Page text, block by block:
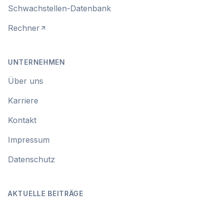
Schwachstellen-Datenbank
Rechner
UNTERNEHMEN
Über uns
Karriere
Kontakt
Impressum
Datenschutz
AKTUELLE BEITRÄGE